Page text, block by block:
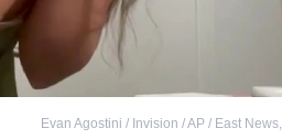
Evan Agostini / Invision / AP / East News,